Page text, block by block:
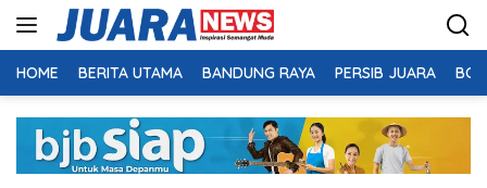
HOME BERITA UTAMA BANDUNG RAYA PERSIB JUARA